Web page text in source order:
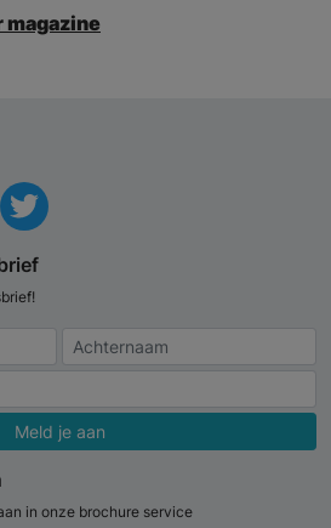
magazine
Meld je aan
in onze brochure service